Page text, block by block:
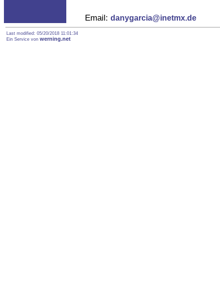
Email: danygarcia@inetmx.de
Last modified: 05/20/2018 11:01:34
Ein Service von werning.net